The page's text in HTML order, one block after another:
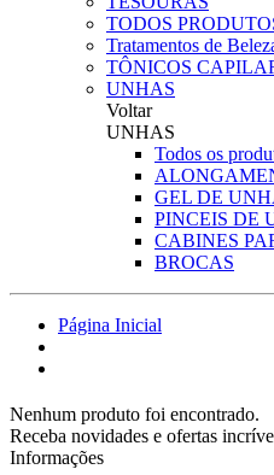
TODOS
Tratamentos de
TÔNICOS
UNHAS
Voltar
UNHAS
Todos os
GEL DE
PINCEIS DE
CABINES
BROCAS
Página Inicial
Nenhum produto foi encontrado.
Receba novidades e ofertas
Informações